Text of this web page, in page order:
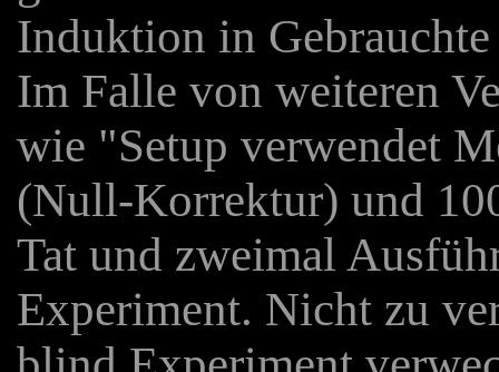
Induktion in
Im Falle von weiteren
wie "Setup verwendet
(Null-Korrektur) und
Tat und zweimal
Experiment. Nicht zu